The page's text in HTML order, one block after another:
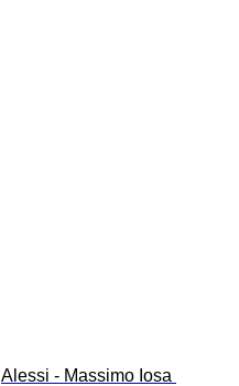
Alessi - Massimo Iosa